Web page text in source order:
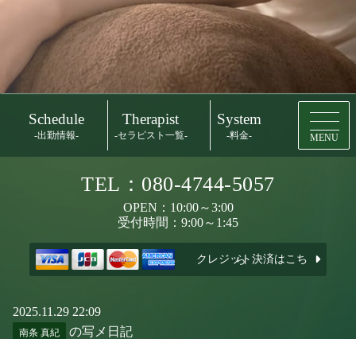
Schedule
-出勤情報-
Therapist
-セラピスト一覧-
System
-料金- MENU
TEL：080-4744-5057
OPEN：10:00～3:00
受付時間：9:00～1:45
クレジット決済はこちら
2025.11.29 22:09
南条 真紀 の写メ日記